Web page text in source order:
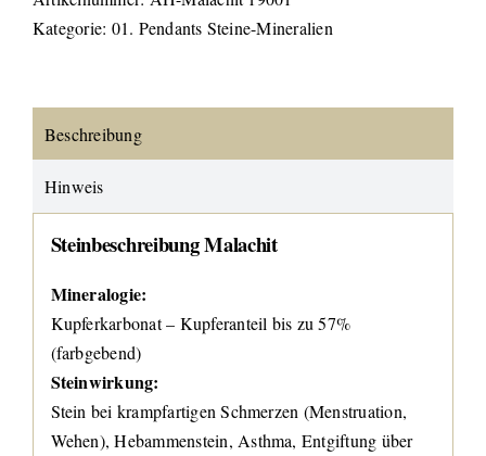
Kategorie: 01. Pendants Steine-Mineralien
Beschreibung
Hinweis
Steinbeschreibung Malachit
Mineralogie:
Kupferkarbonat – Kupferanteil bis zu 57%
(farbgebend)
Steinwirkung:
Stein bei krampfartigen Schmerzen (Menstruation,
Wehen), Hebammenstein, Asthma, Entgiftung über